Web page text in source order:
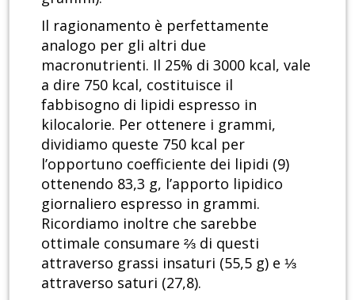
Il ragionamento è perfettamente
analogo per gli altri due
macronutrienti. Il 25% di 3000 kcal, vale
a dire 750 kcal, costituisce il
fabbisogno di lipidi espresso in
kilocalorie. Per ottenere i grammi,
dividiamo queste 750 kcal per
l’opportuno coefficiente dei lipidi (9)
ottenendo 83,3 g, l’apporto lipidico
giornaliero espresso in grammi.
Ricordiamo inoltre che sarebbe
ottimale consumare ⅔ di questi
attraverso grassi insaturi (55,5 g) e ⅓
attraverso saturi (27,8).